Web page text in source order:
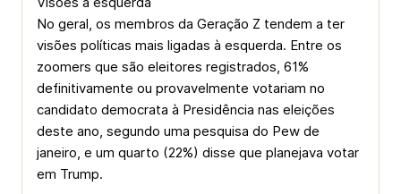
No geral, os membros da Geração Z tendem a ter
visões políticas mais ligadas à esquerda. Entre os
zoomers que são eleitores registrados, 61%
definitivamente ou provavelmente votariam no
candidato democrata à Presidência nas eleições
deste ano, segundo uma pesquisa do Pew de
janeiro, e um quarto (22%) disse que planejava votar
em Trump.